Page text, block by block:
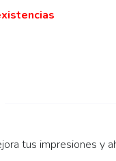
tus impresiones y